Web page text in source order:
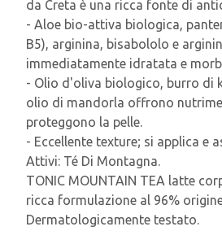
da Creta è una ricca fonte di
- Aloe bio-attiva biologica,
B5), arginina, bisabololo e
immediatamente idratata e
- Olio d'oliva biologico, burro di
olio di mandorla offrono
proteggono la pelle.
- Eccellente texture; si applica e
Attivi: Té Di Montagna.
TONIC MOUNTAIN TEA latte
ricca formulazione al 96%
Dermatologicamente testato.